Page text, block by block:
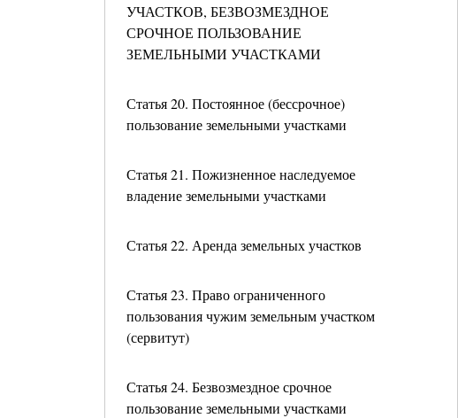
УЧАСТКОВ, БЕЗВОЗМЕЗДНОЕ
СРОЧНОЕ ПОЛЬЗОВАНИЕ
ЗЕМЕЛЬНЫМИ УЧАСТКАМИ
Статья 20. Постоянное (бессрочное)
пользование земельными участками
Статья 21. Пожизненное наследуемое
владение земельными участками
Статья 22. Аренда земельных участков
Статья 23. Право ограниченного
пользования чужим земельным участком
(сервитут)
Статья 24. Безвозмездное срочное
пользование земельными участками